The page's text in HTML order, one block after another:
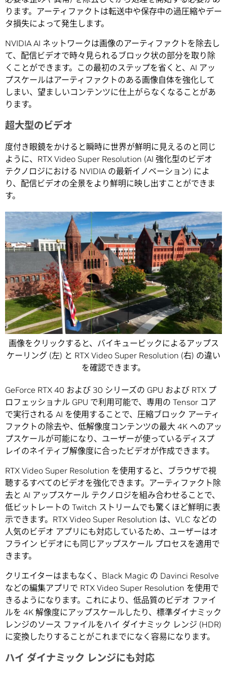
ります。アーティファクトは転送中や保存中の過圧縮やデー
タ損失によって発生します。
NVIDIA AI ネットワークは画像のアーティファクトを除去し
て、配信ビデオで時々見られるブロック状の部分を取り除
くことができます。この最初のステップを省くと、AI アッ
プスケールはアーティファクトのある画像自体を強化して
しまい、望ましいコンテンツに仕上がらなくなることがあ
ります。
超大型のビデオ
度付き眼鏡をかけると瞬時に世界が鮮明に見えるのと同じ
ように、RTX Video Super Resolution (AI 強化型のビデオ
テクノロジにおける NVIDIA の最新イノベーション) によ
り、配信ビデオの全景をより鮮明に映し出すことができま
す。
画像をクリックすると、バイキュービックによるアップス
ケーリング (左) と RTX Video Super Resolution (右) の違い
を確認できます。
GeForce RTX 40 および 30 シリーズの GPU および RTX プ
ロフェッショナル GPU で利用可能で、専用の Tensor コア
で実行される AI を使用することで、圧縮ブロック アーティ
ファクトの除去や、低解像度コンテンツの最大 4K へのアッ
プスケールが可能になり、ユーザーが使っているディスプ
レイのネイティブ解像度に合ったビデオが作成できます。
RTX Video Super Resolution を使用すると、ブラウザで視
聴するすべてのビデオを強化できます。アーティファクト除
去と AI アップスケール テクノロジを組み合わせることで、
低ビットレートの Twitch ストリームでも驚くほど鮮明に表
示できます。RTX Video Super Resolution は、VLC などの
人気のビデオ アプリにも対応しているため、ユーザーはオ
フライン ビデオにも同じアップスケール プロセスを適用で
きます。
クリエイターはまもなく、Black Magic の Davinci Resolve
などの編集アプリで RTX Video Super Resolution を使用で
きるようになります。これにより、低品質のビデオ ファイ
ルを 4K 解像度にアップスケールしたり、標準ダイナミック
レンジのソース ファイルをハイ ダイナミック レンジ (HDR)
に変換したりすることがこれまでになく容易になります。
ハイ ダイナミック レンジにも対応